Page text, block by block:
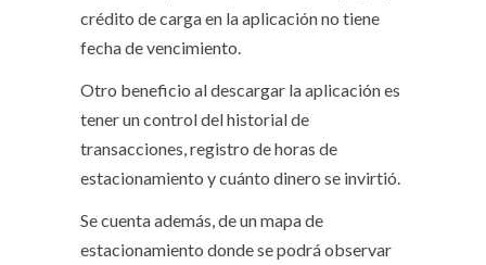
crédito de carga en la aplicación no tiene
fecha de vencimiento.
Otro beneficio al descargar la aplicación es
tener un control del historial de
transacciones, registro de horas de
estacionamiento y cuánto dinero se invirtió.
Se cuenta además, de un mapa de
estacionamiento donde se podrá observar